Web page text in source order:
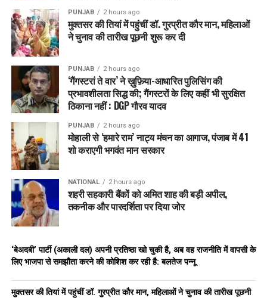
PUNJAB 2 hours ago
मुक्तसर की तियां में पहुंचीं डॉ. गुरप्रीत कौर मान, महिलाओं
ने चुनाव की तारीख पूछनी शुरू कर दी
PUNJAB 2 hours ago
‘गैंगस्टरां ते वार’ ने ख़ुफ़िया-आधारित पुलिसिंग की
प्रभावशीलता सिद्ध की; गैंगस्टरों के लिए कहीं भी सुरक्षित
ठिकाना नहीं : DGP गौरव यादव
PUNJAB 2 hours ago
मोहाली से ‘हमारे राम’ नाट्य मंचन का आगाज, पंजाब में 41
शो कराएगी भगवंत मान सरकार
NATIONAL 2 hours ago
शहरी सहकारी बैंकों को अमित शाह की बड़ी अपील,
तकनीक और पारदर्शिता पर दिया जोर
‘बेअदबी’ पार्टी (अकाली दल) अपनी प्रतिष्ठा खो चुकी है, अब वह राजनीति में वापसी के
लिए भाजपा से समझौता करने की कोशिश कर रही है: बलतेज पन्नू
मुक्तसर की तियां में पहुंचीं डॉ. गुरप्रीत कौर मान, महिलाओं ने चुनाव की तारीख पूछनी